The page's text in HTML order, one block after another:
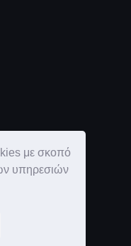
με σκοπό
υπηρεσιών